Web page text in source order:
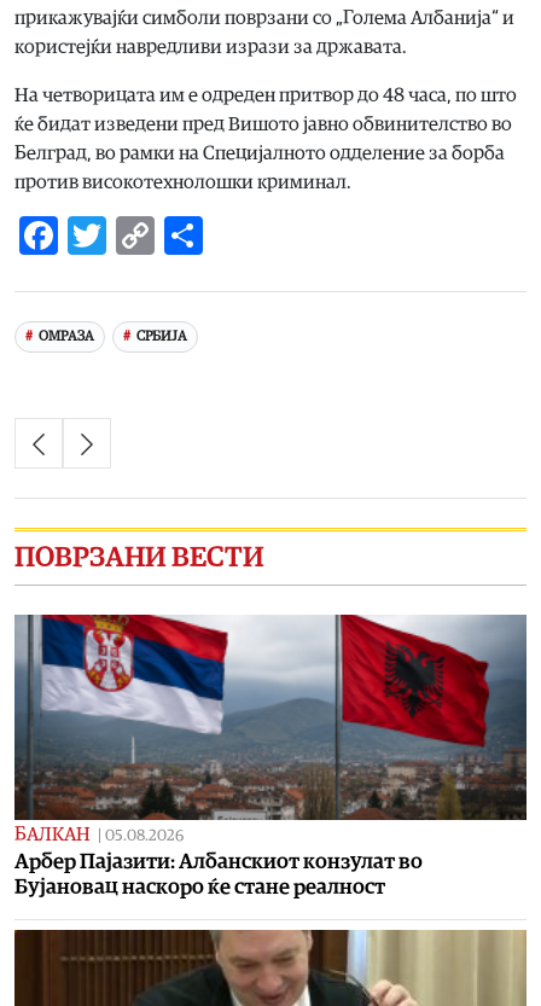
прикажувајќи симболи поврзани со „Голема Албанија“ и
користејќи навредливи изрази за државата.
На четворицата им е одреден притвор до 48 часа, по што
ќе бидат изведени пред Вишото јавно обвинителство во
Белград, во рамки на Специјалното одделение за борба
против високотехнолошки криминал.
Facebook
Twitter
Copy
ОМРАЗА СРБИЈА
ПОВРЗАНИ ВЕСТИ
БАЛКАН | 05.08.2026
Арбер Пајазити: Албанскиот конзулат во
Бујановац наскоро ќе стане реалност